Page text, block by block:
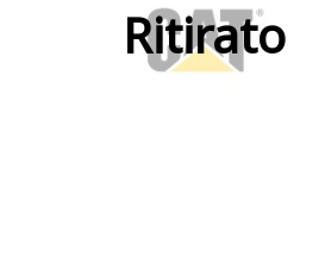
Ritirato